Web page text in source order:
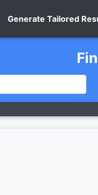
Generate Tailored